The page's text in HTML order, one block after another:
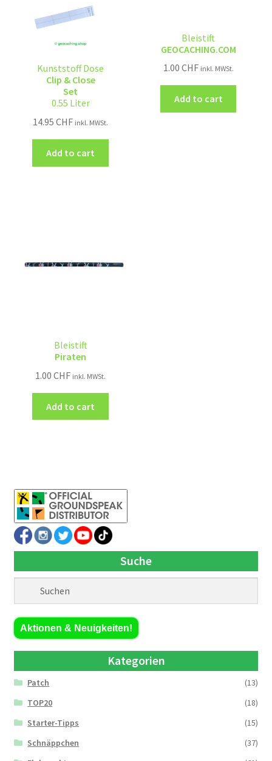
Kunststoff Dose
Clip & Close
Set
0.55 Liter
14.95CHF inkl. MWSt.
Add to cart
Bleistift
GEOCACHING.COM
1.00 CHF inkl. MWSt.
Add to cart
Bleistift
Piraten
1.00CHF inkl. MWSt.
Add to cart
Suche
Aktionen & Neuigkeiten!
Kategorien
Patch
(13)
TOP20
(18)
Starter-Tipps
(15)
Schnäppchen
(37)